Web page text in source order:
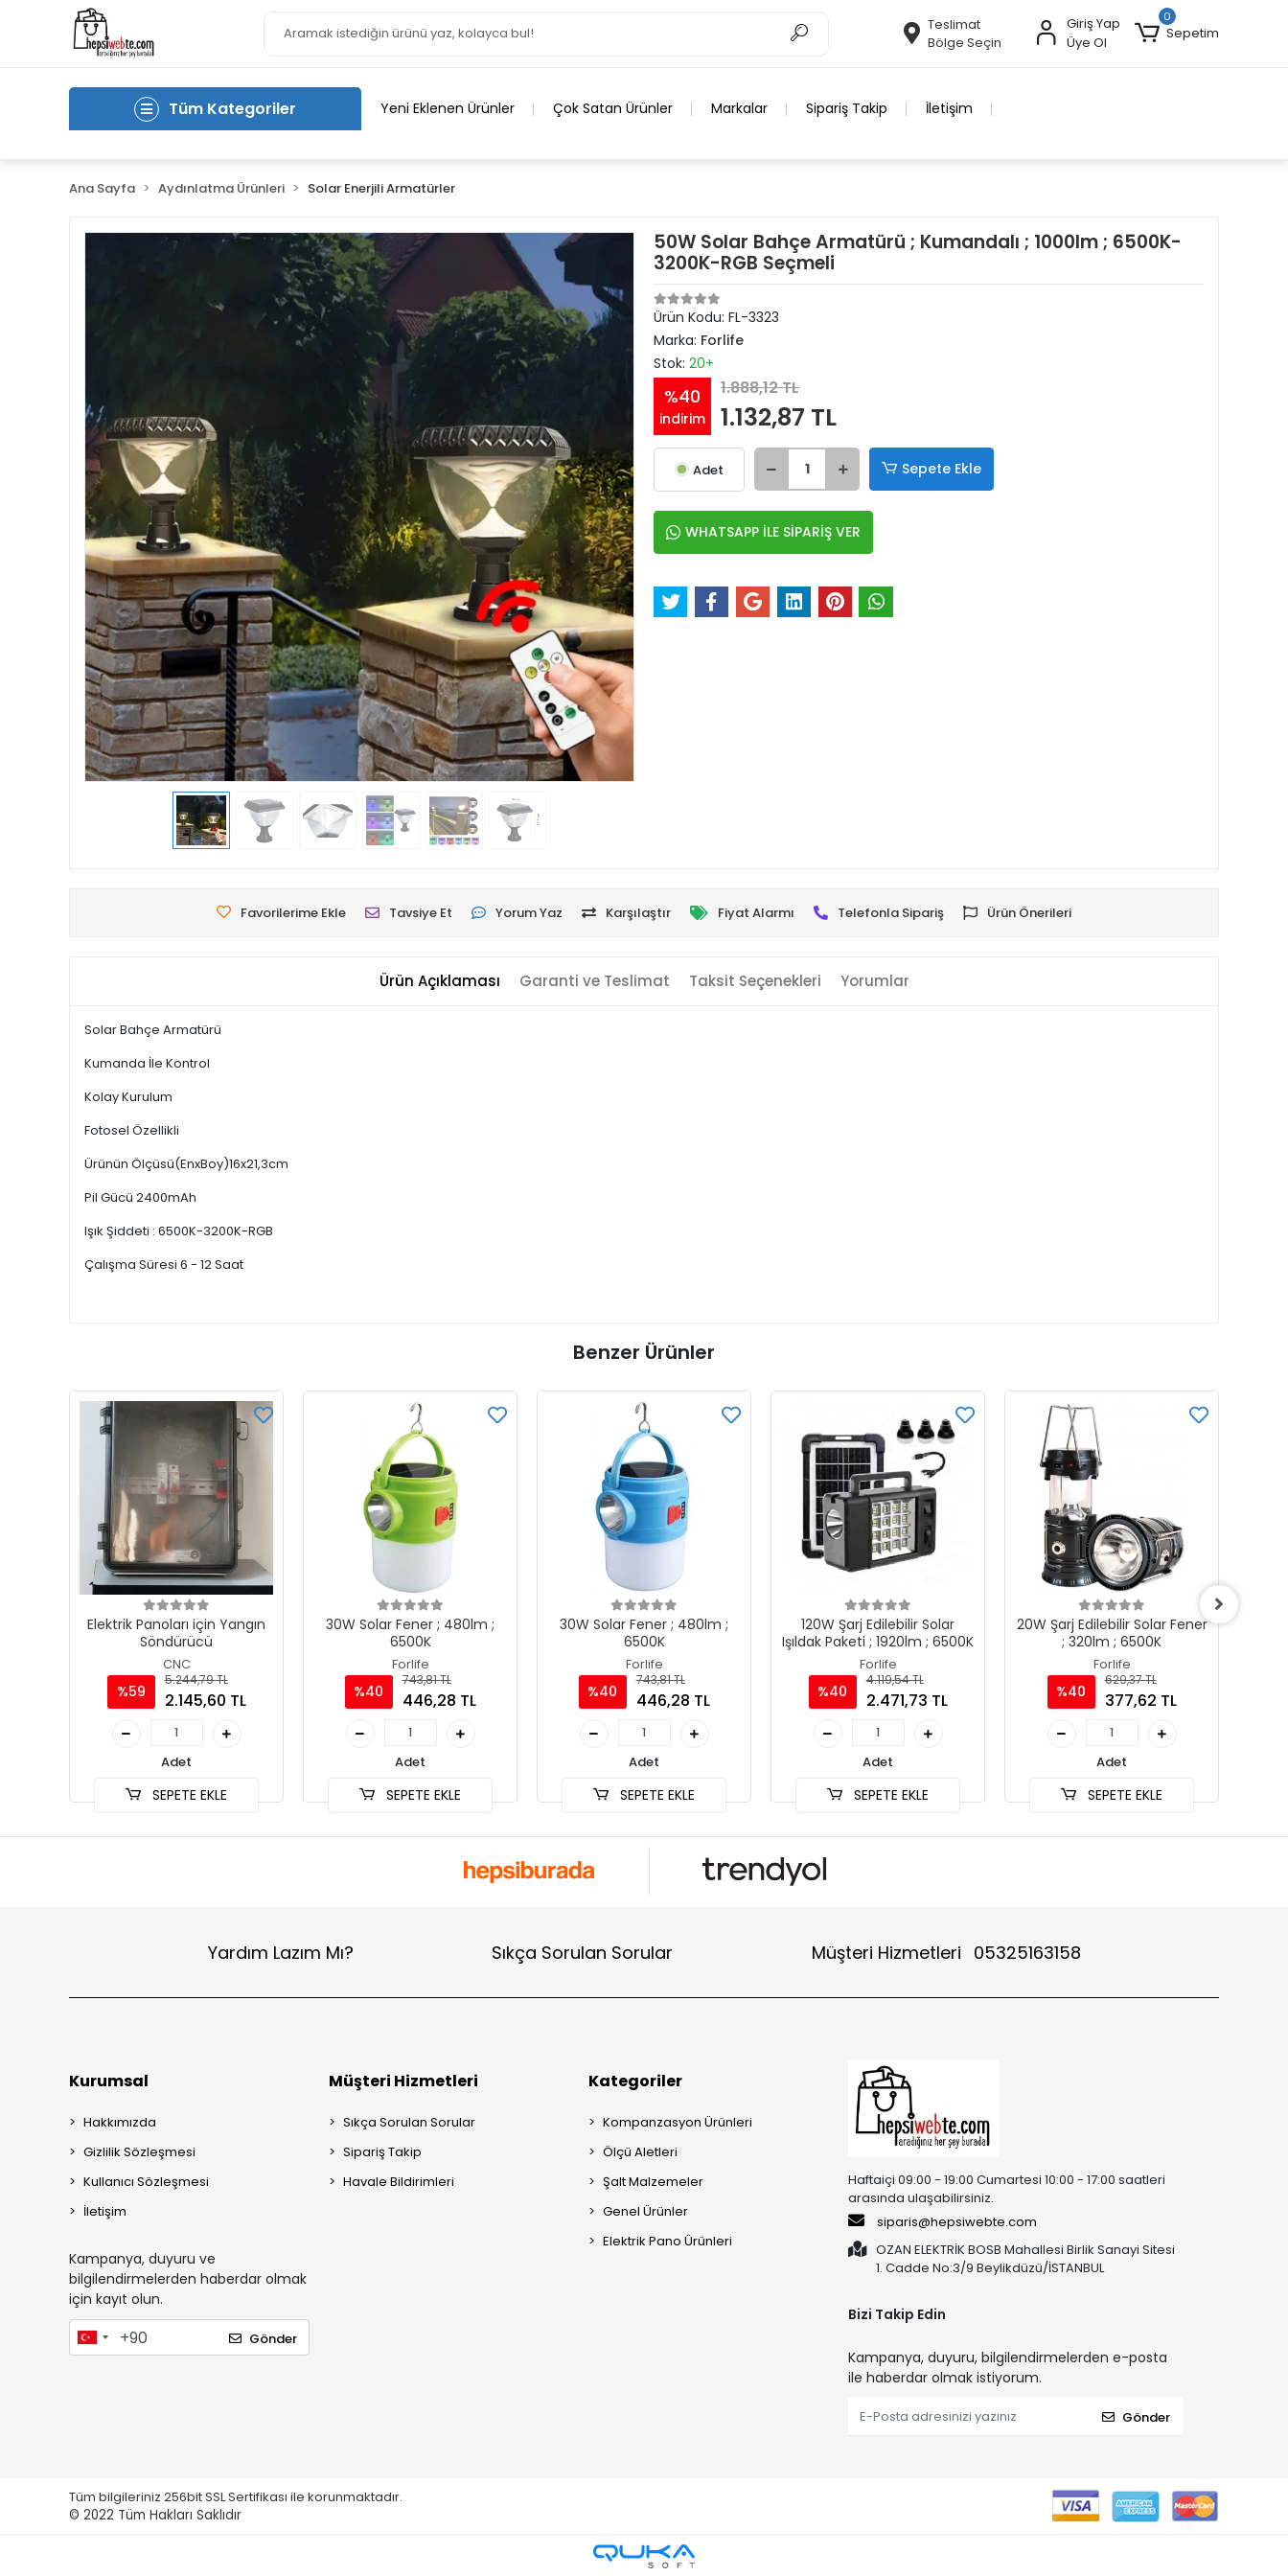
Teslimat
Bölge Seçin
Giriş Yap
Üye Ol
0
Sepetim
Tüm Kategoriler Yeni Eklenen Ürünler Çok Satan Ürünler Markalar Sipariş Takip İletişim
Ana Sayfa Aydınlatma Ürünleri Solar Enerjili Armatürler
50W Solar Bahçe Armatürü ; Kumandalı ; 1000lm ; 6500K-
3200K-RGB Seçmeli
Ürün Kodu: FL-3323
Marka: Forlife
Stok: 20+
%40
indirim
1.888,12 TL
1.132,87 TL
Adet Sepete Ekle
WHATSAPP İLE SİPARİŞ VER
Favorilerime Ekle Tavsiye Et Yorum Yaz Karşılaştır Fiyat Alarmı Telefonla Sipariş Ürün Önerileri
Ürün Açıklaması Garanti ve Teslimat Taksit Seçenekleri Yorumlar
Solar Bahçe Armatürü
Kumanda İle Kontrol
Kolay Kurulum
Fotosel Özellikli
Ürünün Ölçüsü(EnxBoy)16x21,3cm
Pil Gücü 2400mAh
Işık Şiddeti : 6500K-3200K-RGB
Çalışma Süresi 6 - 12 Saat
Benzer Ürünler
Elektrik Panoları için Yangın
Söndürücü
CNC
%59
5.244,79 TL
2.145,60 TL
Adet
SEPETE EKLE
30W Solar Fener ; 480lm ;
6500K
Forlife
%40
743,81 TL
446,28 TL
Adet
SEPETE EKLE
30W Solar Fener ; 480lm ;
6500K
Forlife
%40
743,81 TL
446,28 TL
Adet
SEPETE EKLE
120W Şarj Edilebilir Solar
Işıldak Paketi ; 1920lm ; 6500K
Forlife
%40
4.119,54 TL
2.471,73 TL
Adet
SEPETE EKLE
20W Şarj Edilebilir Solar Fener
; 320lm ; 6500K
Forlife
%40
629,37 TL
377,62 TL
Adet
SEPETE EKLE
Yardım Lazım Mı? Sıkça Sorulan Sorular Müşteri Hizmetleri 05325163158
Kurumsal
Hakkımızda
Gizlilik Sözleşmesi
Kullanıcı Sözleşmesi
İletişim
Kampanya, duyuru ve
bilgilendirmelerden haberdar olmak
için kayıt olun.
Gönder
Müşteri Hizmetleri
Sıkça Sorulan Sorular
Sipariş Takip
Havale Bildirimleri
Kategoriler
Kompanzasyon Ürünleri
Ölçü Aletleri
Şalt Malzemeler
Genel Ürünler
Elektrik Pano Ürünleri
Haftaiçi 09:00 - 19:00 Cumartesi 10:00 - 17:00 saatleri
arasında ulaşabilirsiniz.
siparis@hepsiwebte.com
OZAN ELEKTRİK BOSB Mahallesi Birlik Sanayi Sitesi
1. Cadde No:3/9 Beylikdüzü/İSTANBUL
Bizi Takip Edin
Kampanya, duyuru, bilgilendirmelerden e-posta
ile haberdar olmak istiyorum.
Gönder
Tüm bilgileriniz 256bit SSL Sertifikası ile korunmaktadır.
© 2022 Tüm Hakları Saklıdır